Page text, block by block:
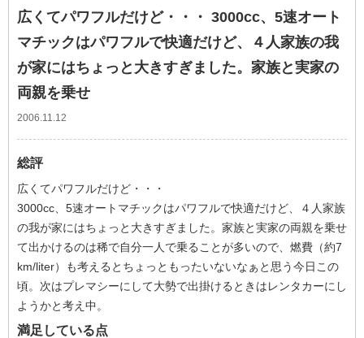
広くてパワフルだけど・・・ 3000cc、5速オート
マチックはパワフルで快適だけど、４人家族の我
が家にはちょっと大きすぎました。家族と実家の
両親を乗せ
2006.11.12
総評
広くてパワフルだけど・・・
3000cc、5速オートマチックはパワフルで快適だけど、４人家族
の我が家にはちょっと大きすぎました。家族と実家の両親を乗せ
て出かけるのは稀で自分一人で乗ることが多いので、燃費（約7
km/liter）も考えるとちょっともったいないなぁと思う今日この
頃。次はプレマシーにして大勢で出掛けるときはレンタカーにし
ようかと考え中。
満足している点